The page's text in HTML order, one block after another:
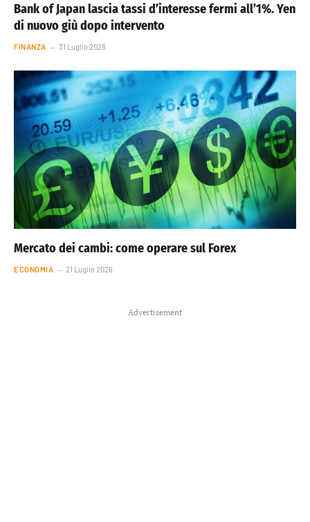
Bank of Japan lascia tassi d’interesse fermi all’1%. Yen
di nuovo giù dopo intervento
FINANZA 31 Luglio 2026
Mercato dei cambi: come operare sul Forex
ECONOMIA 21 Luglio 2026
Advertisement